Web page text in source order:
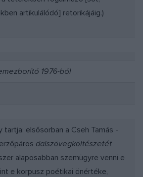
artikulálódó] retorikájáig.)
1976-ból
tartja: elsősorban a Cseh Tamás -
dalszövegköltészetét
alaposabban szemügyre venni e
e korpusz poétikai önértéke,